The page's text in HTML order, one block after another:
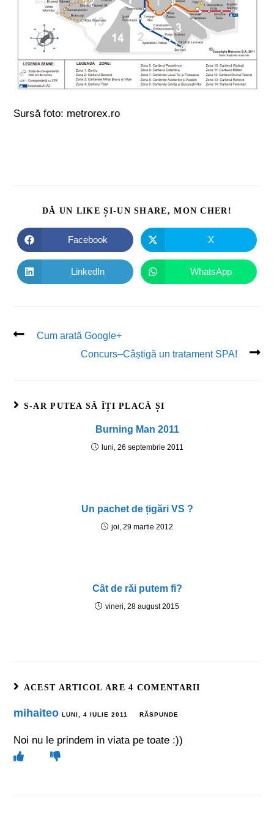
Sursă foto: metrorex.ro
DĂ UN LIKE ȘI-UN SHARE, MON CHER!
Facebook X
LinkedIn WhatsApp
Cum arată Google+
Concurs–Câștigă un tratament SPA!
S-AR PUTEA SĂ ÎȚI PLACĂ ȘI
Burning Man 2011
luni, 26 septembrie 2011
Un pachet de țigări VS ?
joi, 29 martie 2012
Cât de răi putem fi?
vineri, 28 august 2015
ACEST ARTICOL ARE 4 COMENTARII
mihaiteo LUNI, 4 IULIE 2011 RĂSPUNDE
Noi nu le prindem in viata pe toate :))